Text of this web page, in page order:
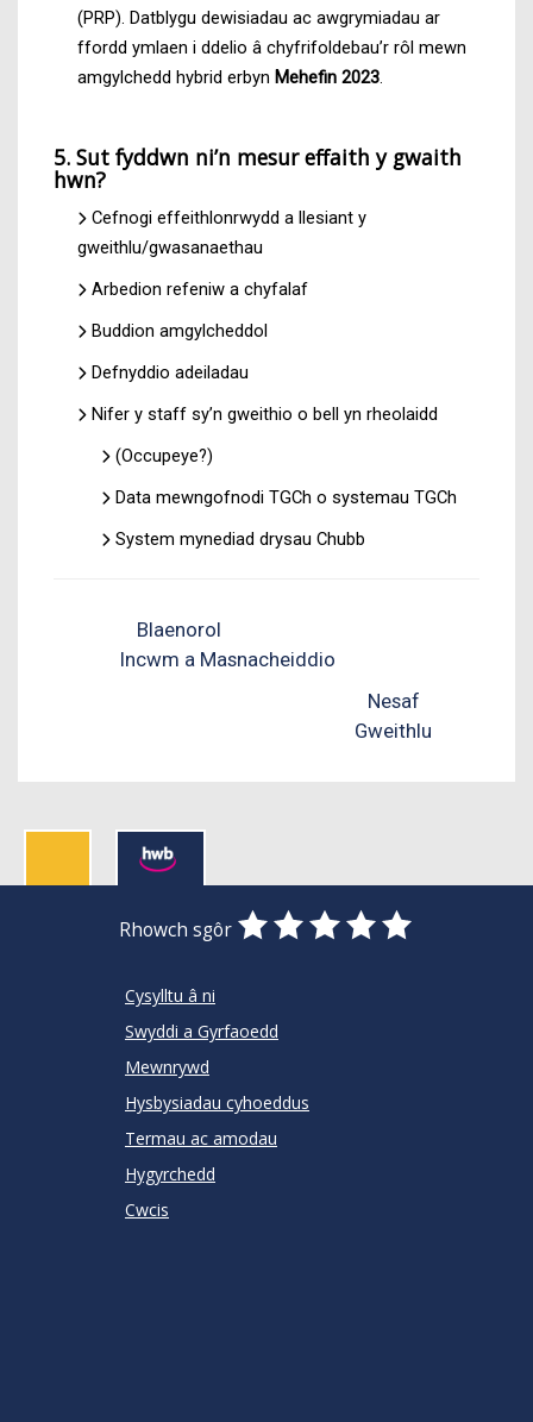
(PRP). Datblygu dewisiadau ac awgrymiadau ar
ffordd ymlaen i ddelio â chyfrifoldebau’r rôl mewn
amgylchedd hybrid erbyn Mehefin 2023.
5. Sut fyddwn ni’n mesur effaith y gwaith
hwn?
Cefnogi effeithlonrwydd a llesiant y
gweithlu/gwasanaethau
Arbedion refeniw a chyfalaf
Buddion amgylcheddol
Defnyddio adeiladau
Nifer y staff sy’n gweithio o bell yn rheolaidd
(Occupeye?)
Data mewngofnodi TGCh o systemau TGCh
System mynediad drysau Chubb
Blaenorol
Incwm a Masnacheiddio
Nesaf
Gweithlu
Rhowch sgôr
0
Stars
1
Star
2
Stars
3
Stars
4
Stars
5
Stars
Cysylltu â ni
Swyddi a Gyrfaoedd
Mewnrywd
Hysbysiadau cyhoeddus
Termau ac amodau
Hygyrchedd
Cwcis